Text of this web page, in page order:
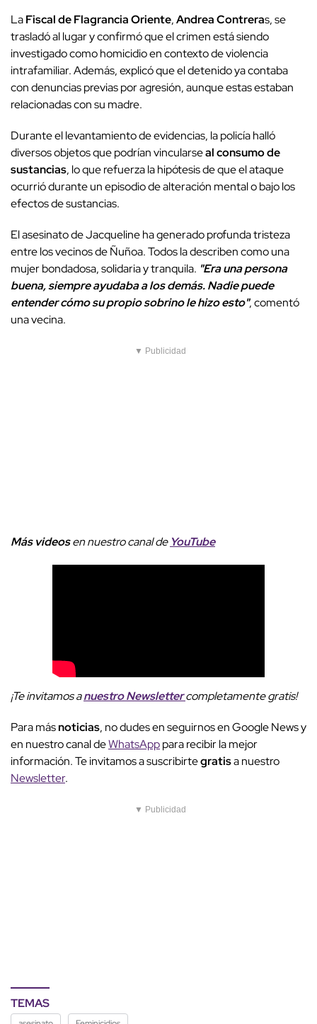
LaFiscal de Flagrancia Oriente,Andrea Contreras, se
trasladó al lugar y confirmó que el crimen está siendo
investigado como homicidio en contexto de violencia
intrafamiliar. Además, explicó que el detenido ya contaba
con denuncias previas por agresión, aunque estas estaban
relacionadas con su madre.
Durante el levantamiento de evidencias, la policía halló
diversos objetos que podrían vincularseal consumo de
sustancias, lo que refuerza la hipótesis de que el ataque
ocurrió durante un episodio de alteración mental o bajo los
efectos de sustancias.
El asesinato de Jacqueline ha generado profunda tristeza
entre los vecinos de Ñuñoa. Todos la describen como una
mujer bondadosa, solidaria y tranquila. "Era una persona
buena, siempre ayudaba a los demás. Nadie puede
entender cómo su propio sobrino le hizo esto", comentó
una vecina.
▼ Publicidad
Más videosen nuestro canal de YouTube
¡Te invitamos anuestro Newslettercompletamente gratis!
Para másnoticias, no dudes en seguirnos en Google News y
en nuestro canal deWhatsApppara recibir la mejor
información. Te invitamos a suscribirtegratisa nuestro
Newsletter.
▼ Publicidad
TEMAS